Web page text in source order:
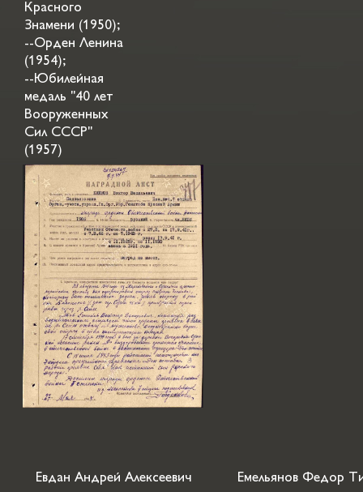
Красного
Знамени (1950);
--Орден Ленина
(1954);
--Юбилейная
медаль "40 лет
Вооруженных
Сил СССР"
(1957)
Евдан Андрей Алексеевич Емельянов Федор